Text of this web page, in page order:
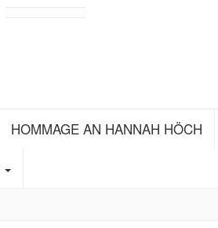
HOMMAGE AN HANNAH HÖCH